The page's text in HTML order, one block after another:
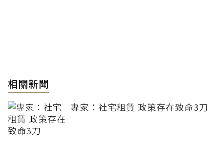
相關新聞
專家：社宅租賃 政策存在致命3刀